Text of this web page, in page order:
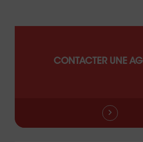
CONTACTER UNE